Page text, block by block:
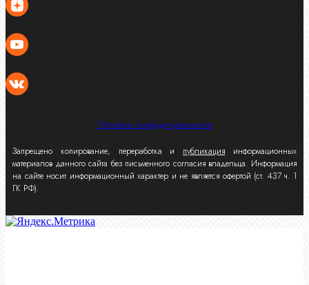
Политика конфиденциальности
Запрещено копирование, переработка и публикация информационных
материалов данного сайта без письменного согласия владельца. Информация
на сайте носит информационный характер и не является офертой (ст. 437 ч. 1
ГК РФ).